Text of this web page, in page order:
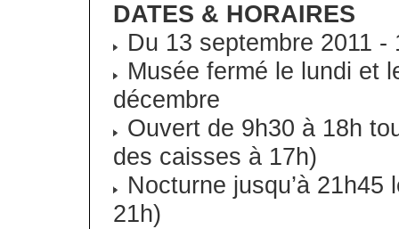
DATES & HORAIRES
Du 13 septembre 2011 -
Musée fermé le lundi et
décembre
Ouvert de 9h30 à 18h
des caisses à 17h)
Nocturne jusqu’à
21h)